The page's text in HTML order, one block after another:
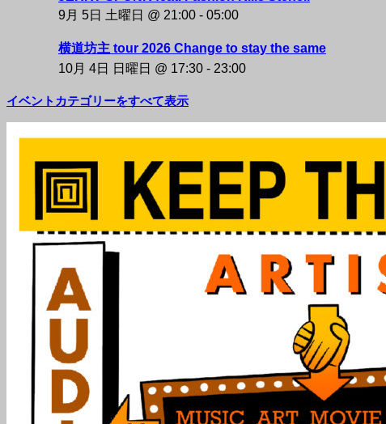
9月 5日 土曜日 @ 21:00 - 05:00
横道坊主 tour 2026 Change to stay the same
10月 4日 日曜日 @ 17:30 - 23:00
イベントカテゴリーをすべて表示